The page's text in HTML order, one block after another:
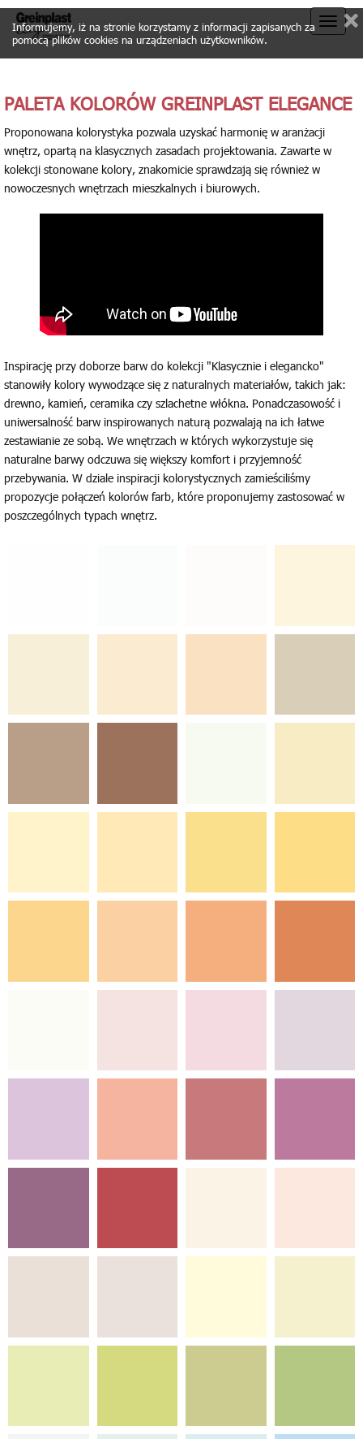
Toggle
PALETA KOLORÓW GREINPLAST ELEGANCE
Proponowana kolorystyka pozwala uzyskać harmonię w aranżacji
wnętrz, opartą na klasycznych zasadach projektowania. Zawarte w
kolekcji stonowane kolory, znakomicie sprawdzają się również w
nowoczesnych wnętrzach mieszkalnych i biurowych.
Inspirację przy doborze barw do kolekcji "Klasycznie i elegancko"
stanowiły kolory wywodzące się z naturalnych materiałów, takich jak:
drewno, kamień, ceramika czy szlachetne włókna. Ponadczasowość i
uniwersalność barw inspirowanych naturą pozwalają na ich łatwe
zestawianie ze sobą. We wnętrzach w których wykorzystuje się
naturalne barwy odczuwa się większy komfort i przyjemność
przebywania. W dziale inspiracji kolorystycznych zamieściliśmy
propozycje połączeń kolorów farb, które proponujemy zastosować w
poszczególnych typach wnętrz.
Informujemy, iż na stronie korzystamy z informacji zapisanych za
pomocą plików cookies na urządzeniach użytkowników.